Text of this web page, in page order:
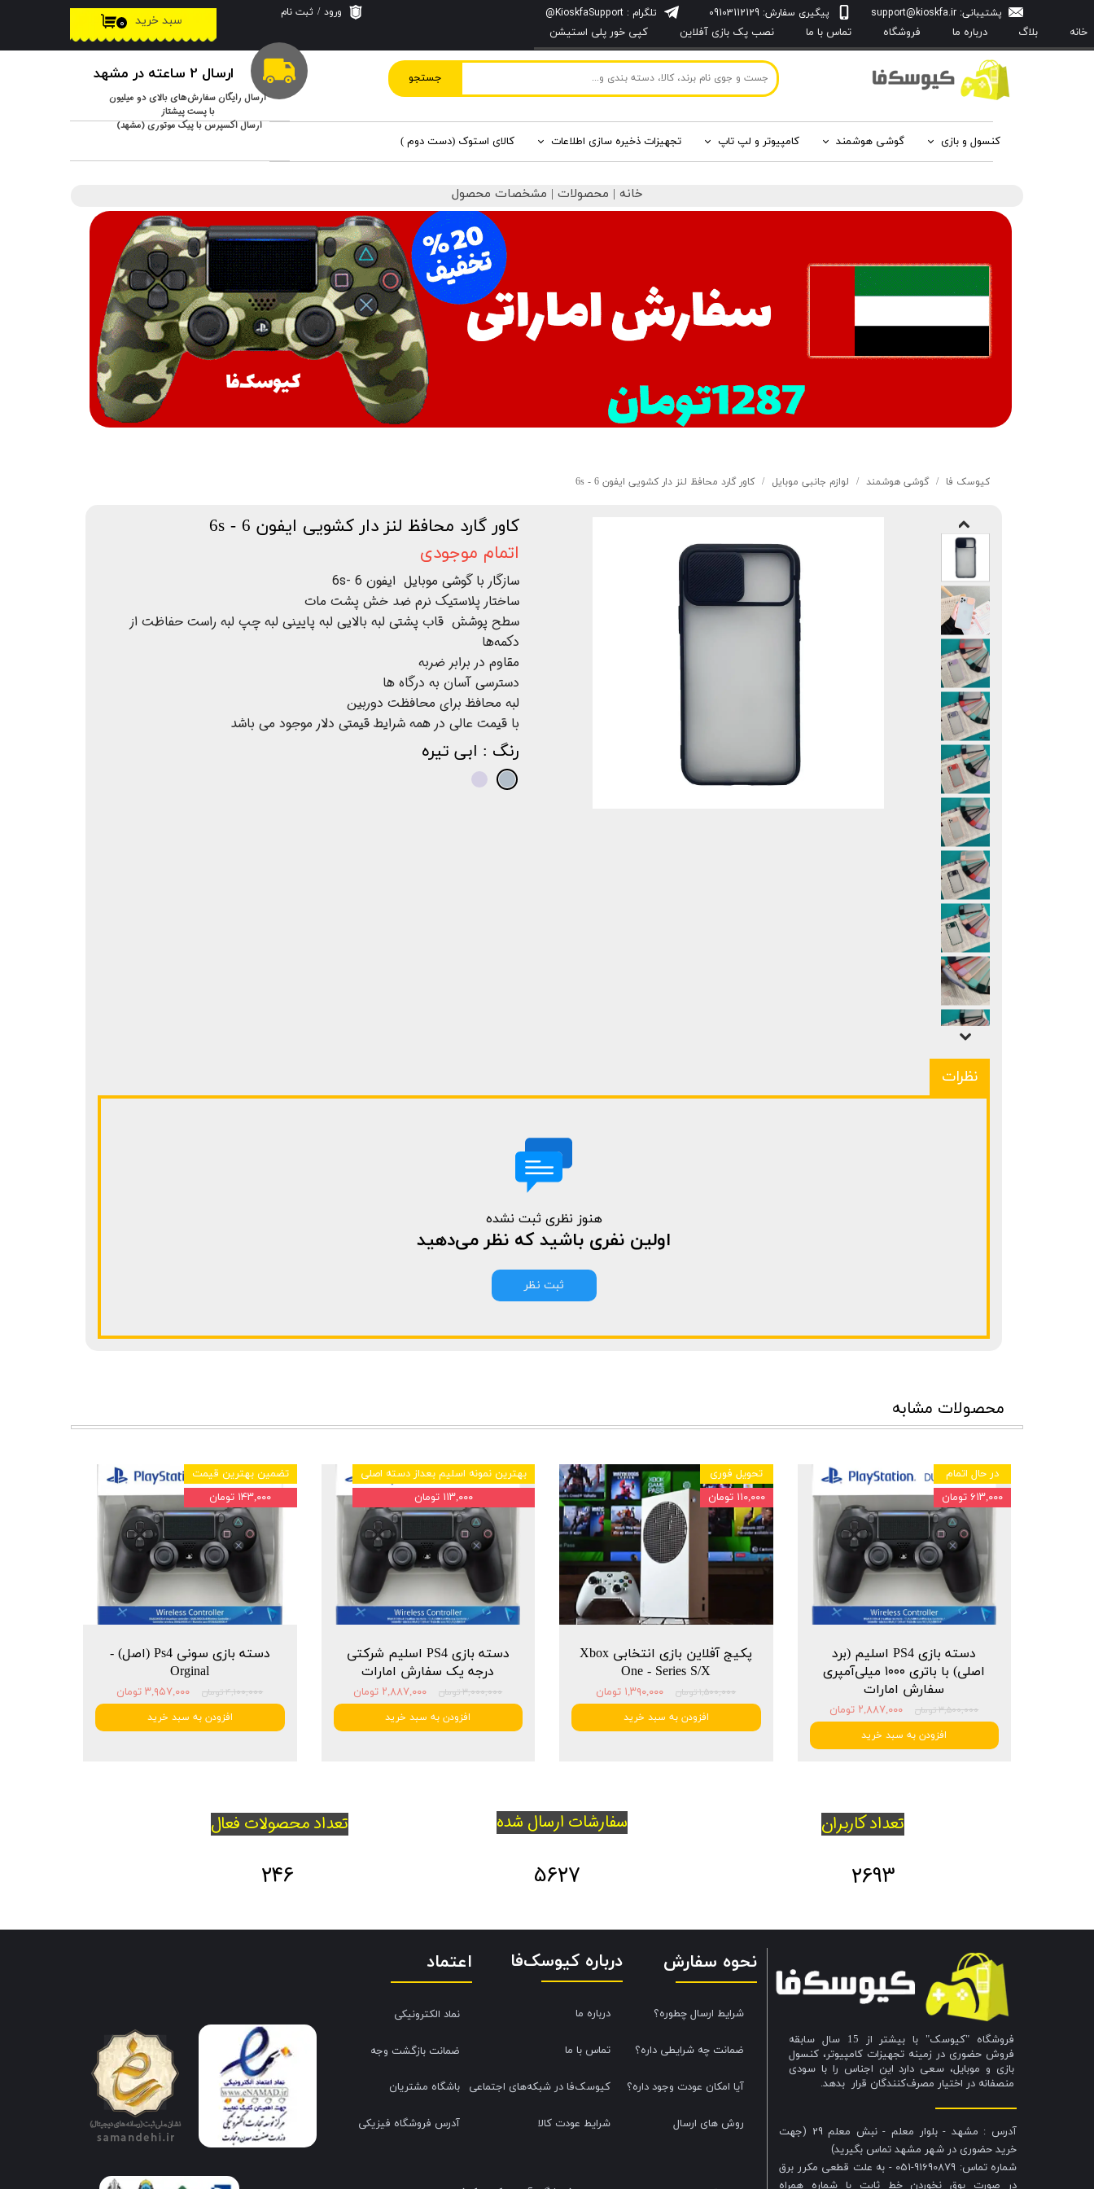
جستجو
ارسال رایگان سفارش‌های بالای دو میلیون
با پست پیشتاز
ارسال اکسپرس با پیک موتوری (مشهد)
ارسال 2 ساعته در مشهد
پشتیبانی:support@kioskfa.ir پیگیری سفارش: 09103112129
۰ سبد خرید
ورود / ثبت نام
تغییر گذر واژه
سفارشات
خروج از حساب
خانه بلاگ درباره‌ ما فروشگاه تماس با ما نصب پک بازی آفلاین کپی خور پلی استیشن
تلگرام : KioskfaSupport@
کنسول و بازی گوشی هوشمند کامپیوتر و لپ تاپ تجهیزات ذخیره سازی اطلاعات کالای استوک (دست دوم )
خانه | محصولات | مشخصات محصول
کیوسک‌ فا گوشی هوشمند لوازم جانبی موبایل کاور گارد محافظ لنز دار کشویی ایفون 6 - 6s
کاور گارد محافظ لنز دار کشویی ایفون 6 - 6s
اتمام موجودی
سازگار با گوشی موبایل ایفون 6 -6s
ساختار پلاستیک نرم ضد خش پشت مات
سطح پوشش قاب پشتی لبه بالایی لبه پایینی لبه چپ لبه راست حفاظت از
دکمه‌ها
مقاوم در برابر ضربه
دسترسی آسان به درگاه ها
لبه محافظ برای محافظت دوربین
با قیمت عالی در همه شرایط قیمتی دلار موجود می باشد
رنگ : ابی تیره
نظرات
هنوز نظری ثبت نشده
اولین نفری باشید که نظر می‌دهید
ثبت نظر
محصولات مشابه
دسته بازی PS4 اسلیم (برد
اصلی) با باتری ۱۰۰۰ میلی‌آمپری
سفارش امارات
۳,۵۰۰,۰۰۰ تومان ۲,۸۸۷,۰۰۰ تومان
افزودن به سبد خرید
در حال اتمام
۶۱۳,۰۰۰ تومان
پکیج آفلاین بازی انتخابی Xbox
One - Series S/X
۱,۵۰۰,۰۰۰ تومان ۱,۳۹۰,۰۰۰ تومان
افزودن به سبد خرید
تحویل فوری
۱۱۰,۰۰۰ تومان
دسته بازی PS4 اسلیم شرکتی
درجه یک سفارش امارات
۳,۰۰۰,۰۰۰ تومان ۲,۸۸۷,۰۰۰ تومان
افزودن به سبد خرید
بهترین نمونه اسلیم بعداز دسته اصلی
۱۱۳,۰۰۰ تومان
دسته بازی سونی Ps4 (اصل) -
Orginal
۴,۱۰۰,۰۰۰ تومان ۳,۹۵۷,۰۰۰ تومان
افزودن به سبد خرید
تضمین بهترین قیمت
۱۴۳,۰۰۰ تومان
تعداد کاربران سفارشات ارسال شده
5627
تعداد محصولات فعال
2693
246
فروشگاه "کیوسک" با بیشتر از 15 سال سابقه
فروش حضوری در زمینه تجهیزات کامپیوتر، کنسول
بازی و موبایل، سعی دارد این اجناس را با سودی
منصفانه در اختیار مصرف‌کنندگان قرار بدهد.
آدرس : مشهد - بلوار معلم - نبش معلم 29 (جهت
خرید حضوری در شهر مشهد تماس بگیرید)
شماره تماس: 91690879-051 - به علت قطعی مکرر برق
در صورت بوق نخوردن خط ثابت با شماره همراه
نحوه سفارش
شرایط ارسال چطوره؟
ضمانت چه شرایطی داره؟
آیا امکان عودت وجود داره؟
روش های ارسال
اعتماد
نماد الکترونیکی
ضمانت بازگشت وجه
باشگاه مشتریان
آدرس فروشگاه فیزیکی
درباره کیوسک‌فا
درباره ما
تماس با ما
کیوسک‌فا در شبکه‌های اجتماعی
شرایط عودت کالا